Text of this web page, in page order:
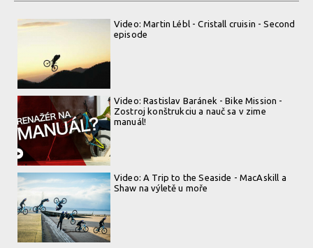
Video: Martin Lébl - Cristall cruisin - Second
episode
Video: Rastislav Baránek - Bike Mission -
Zostroj konštrukciu a nauč sa v zime
manuál!
Video: A Trip to the Seaside - MacAskill a
Shaw na výletě u moře